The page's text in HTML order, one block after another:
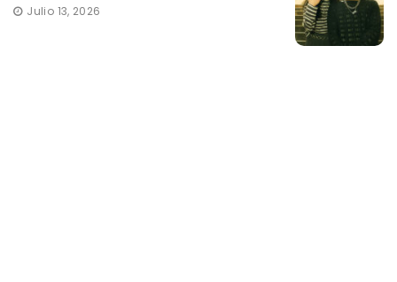
Julio 13, 2026